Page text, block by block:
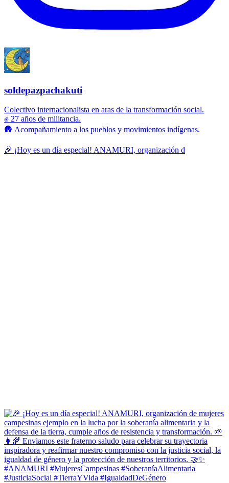
soldepazpachakuti
Colectivo internacionalista en aras de la transformación social.
✊ 27 años de militancia.
🛖 Acompañamiento a los pueblos y movimientos indígenas.
🎉 ¡Hoy es un día especial! ANAMURI, organización d